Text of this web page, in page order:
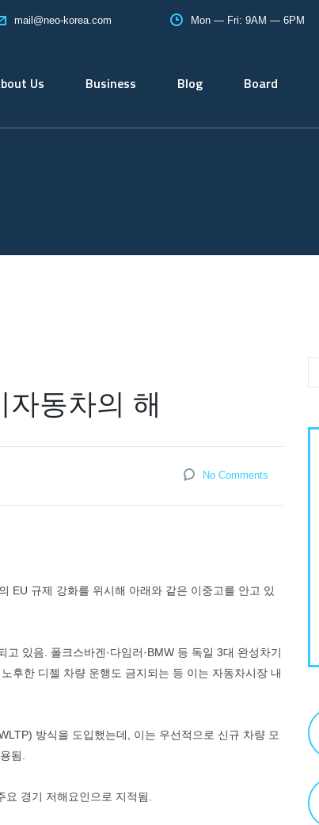
mail@neo-korea.com Mon — Fri: 9AM — 6PM
Us Business Blog Board
동차의 해
No Comments
EU 규제 강화를 위시해 아래와 같은 이중고를 안고 있
있음. 폴크스바겐·다임러·BMW 등 독일 3대 완성차기
후한 디젤 차량 운행도 금지되는 등 이는 자동차시장 내
방식을 도입했는데, 이는 우선적으로 신규 차량 모
됨.
경기 저해요인으로 지적됨.